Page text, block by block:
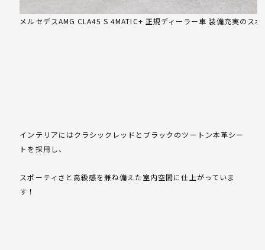
メルセデスAMG CLA45 S 4MATIC+ 正規ディーラー車 装備充実のス
インテリアにはクラシックレッドとブラックのツートン本革シー
トを採用し、
スポーティさと高級感を兼ね備えた室内空間に仕上がっていま
す！